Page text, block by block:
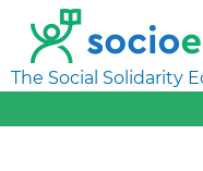
The Social Solidarity